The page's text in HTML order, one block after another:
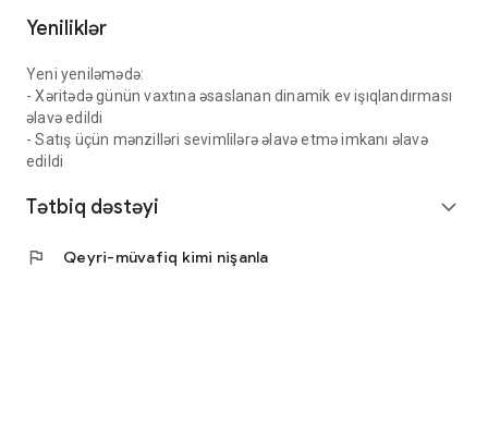
Yeniliklər
Yeni yeniləmədə:
- Xəritədə günün vaxtına əsaslanan dinamik ev işıqlandırması
əlavə edildi
- Satış üçün mənzilləri sevimlilərə əlavə etmə imkanı əlavə
edildi
Tətbiq dəstəyi expand_more
flag Qeyri-müvafiq kimi nişanla